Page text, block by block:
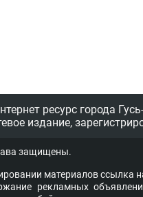
ресурс города
издание,
защищены.
материалов ссыл­ка
рекламных